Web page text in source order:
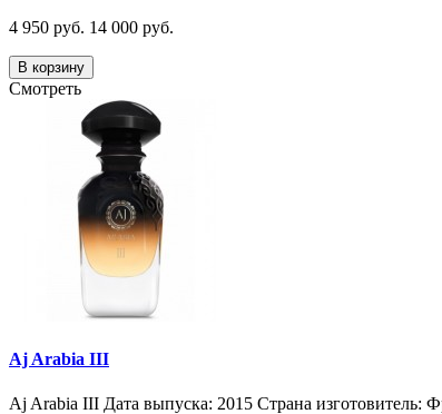
4 950 руб. 14 000 руб.
В корзину
Смотреть
Aj Arabia III
Aj Arabia III Дата выпуска: 2015 Страна изготовитель: